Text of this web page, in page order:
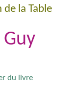
de la Table
du livre